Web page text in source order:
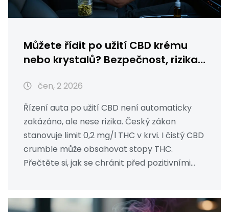
Můžete řídit po užití CBD krému
nebo krystalů? Bezpečnost, rizika
čen, 2 2026
Řízení auta po užití CBD není automaticky
zakázáno, ale nese rizika. Český zákon
stanovuje limit 0,2 mg/l THC v krvi. I čistý CBD
crumble může obsahovat stopy THC.
Přečtěte si, jak se chránit před pozitivními